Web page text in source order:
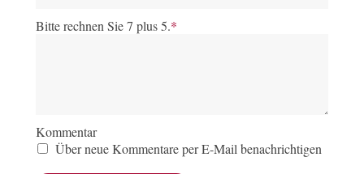
Bitte rechnen Sie 7 plus 5.*
Kommentar
Über neue Kommentare per E-Mail benachrichtigen